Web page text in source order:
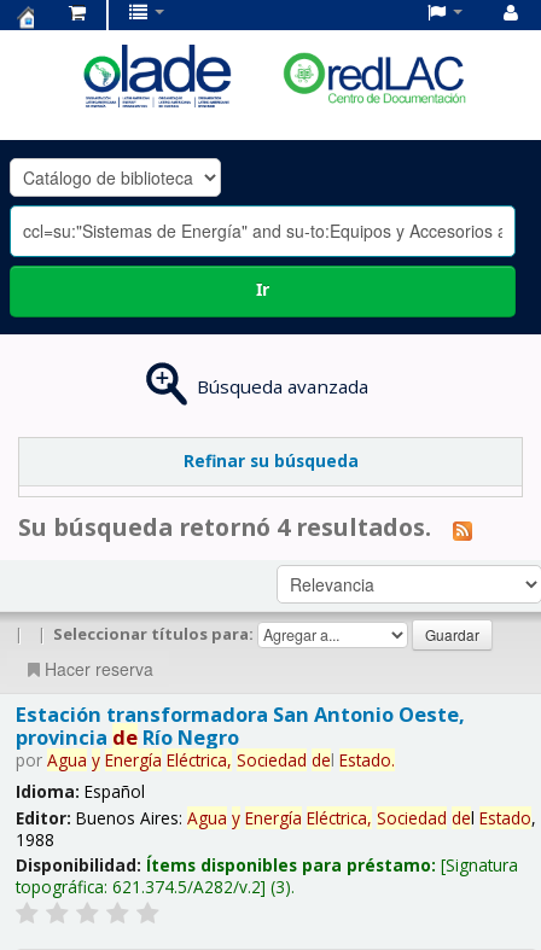
OLADE
-
Ir
Búsqueda avanzada
Refinar su búsqueda
Su búsqueda retornó 4 resultados.
| | Seleccionar títulos para:
Hacer reserva
Estación transformadora San Antonio Oeste,
provincia deRío Negro
por Agua y Energía Eléctrica, Sociedad del Estado.
Idioma: Español
Editor: Buenos Aires: Agua y Energía Eléctrica, Sociedad del Estado,
1988
Disponibilidad: Ítems disponibles para préstamo: Signatura
topográfica: 621.374.5/A282/v.2 (3).